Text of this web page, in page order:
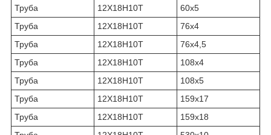
Труба
12Х18Н10Т
60х5
Труба
12Х18Н10Т
76х4
Труба
12Х18Н10Т
76х4,5
Труба
12Х18Н10Т
108х4
Труба
12Х18Н10Т
108х5
Труба
12Х18Н10Т
159х17
Труба
12Х18Н10Т
159х18